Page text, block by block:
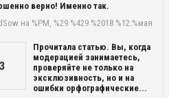
верно! Именно так.
на %PM, %29 %429 %2018 %12:%мая
3
Прочитала статью. Вы, когда
модерацией занимаетесь,
проверяйте не только на
эксклюзивность, но и на
ошибки орфографические...